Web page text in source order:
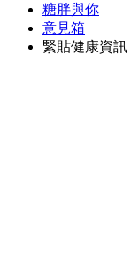
糖胖與你
意見箱
緊貼健康資訊